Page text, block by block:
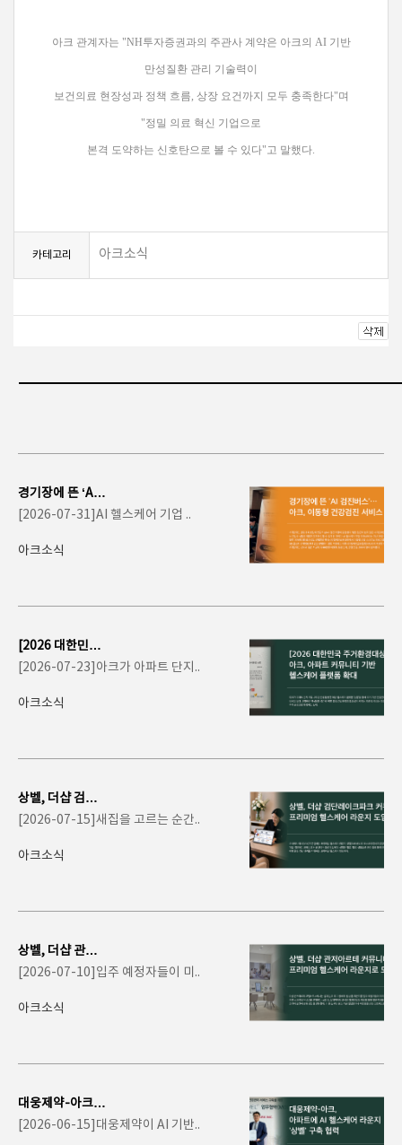
아크 관계자는 "NH투자증권과의 주관사 계약은 아크의 AI 기반
만성질환 관리 기술력이
보건의료 현장성과 정책 흐름, 상장 요건까지 모두 충족한다"며
"정밀 의료 혁신 기업으로
본격 도약하는 신호탄으로 볼 수 있다"고 말했다.
카테고리 아크소식
경기장에 뜬 ‘AI
검진버스’…아크,
이동형 건강검진..
[2026-07-31]AI 헬스케어 기업 ..
아크소식
[2026 대한민국
주거환경대상] 아
크, 아파트 커뮤
니티..
[2026-07-23]아크가 아파트 단지..
아크소식
상벨, 더샵 검단
레이크파크 커뮤
니티에 프리미엄
헬스..
[2026-07-15]새집을 고르는 순간..
아크소식
상벨, 더샵 관저
아르테 커뮤니티
에 프리미엄 헬스
케어..
[2026-07-10]입주 예정자들이 미..
아크소식
대웅제약-아크,
아파트에 AI 헬스
케어 라운지 '..
[2026-06-15]대웅제약이 AI 기반..